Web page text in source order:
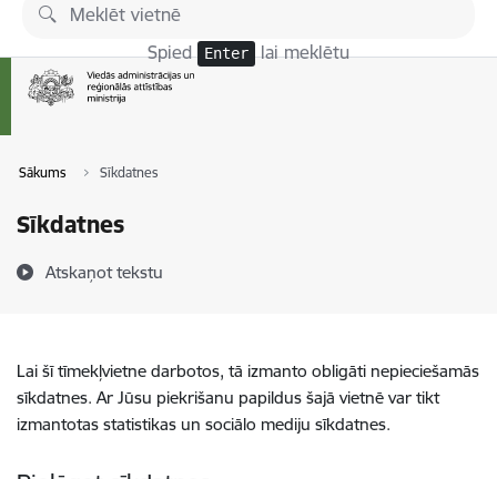
Pāriet uz lapas saturu
Spied Enter lai meklētu
Sākums Sīkdatnes
Sīkdatnes
Atskaņot tekstu
Lai šī tīmekļvietne darbotos, tā izmanto obligāti nepieciešamās
sīkdatnes. Ar Jūsu piekrišanu papildus šajā vietnē var tikt
izmantotas statistikas un sociālo mediju sīkdatnes.